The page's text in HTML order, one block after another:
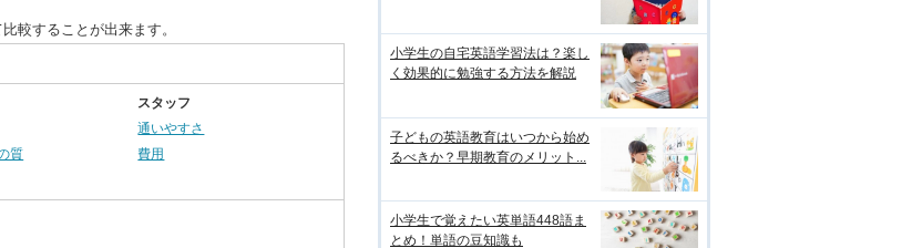
較することが出来ます。
スタッフ
通いやすさ
質
費用
小学生の自宅英語学習法は？楽し
く効果的に勉強する方法を解説
子どもの英語教育はいつから始め
るべきか？早期教育のメリット...
小学生で覚えたい英単語448語ま
とめ！単語の豆知識も